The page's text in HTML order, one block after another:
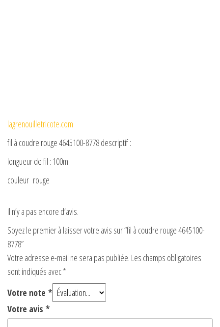
lagrenouilletricote.com
fil à coudre rouge 4645100-8778 descriptif :
longueur de fil : 100m
couleur rouge
Il n’y a pas encore d’avis.
Soyez le premier à laisser votre avis sur “fil à coudre rouge 4645100-
8778”
Votre adresse e-mail ne sera pas publiée. Les champs obligatoires
sont indiqués avec*
Votre note *
Votre avis *